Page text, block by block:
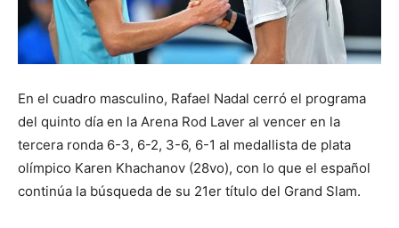
En el cuadro masculino, Rafael Nadal cerró el programa
del quinto día en la Arena Rod Laver al vencer en la
tercera ronda 6-3, 6-2, 3-6, 6-1 al medallista de plata
olímpico Karen Khachanov (28vo), con lo que el español
continúa la búsqueda de su 21er título del Grand Slam.